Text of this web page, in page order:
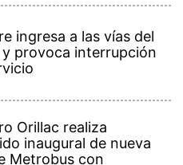
ingresa a las vías del
provoca interrupción
Orillac realiza
inaugural de nueva
Metrobus con